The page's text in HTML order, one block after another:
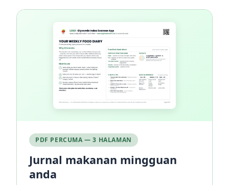
PDF PERCUMA — 3 HALAMAN
Jurnal makanan mingguan
anda